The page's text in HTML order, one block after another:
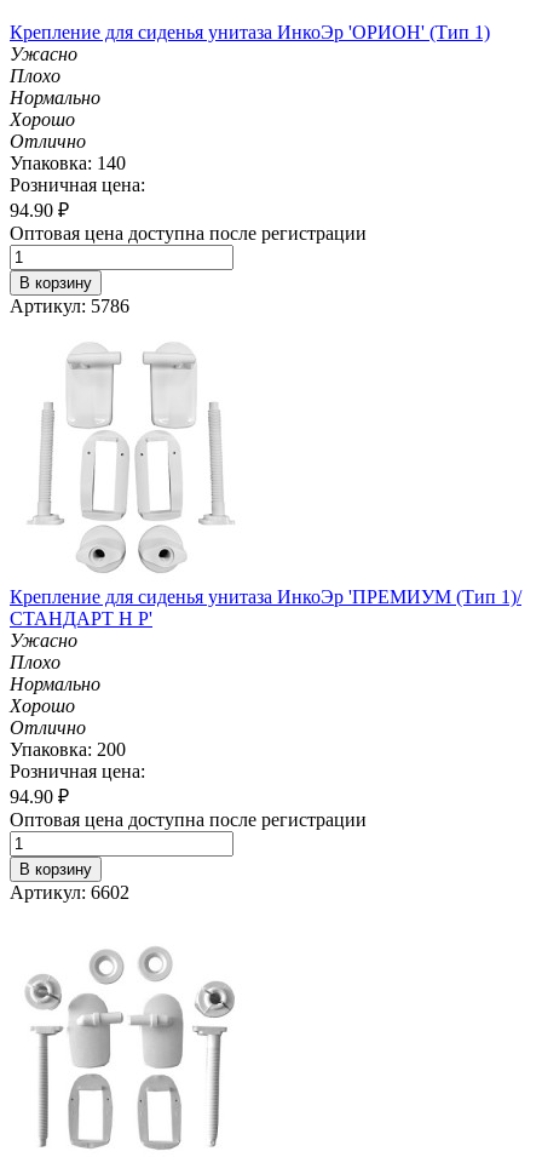
Крепление для сиденья унитаза ИнкоЭр 'ОРИОН' (Тип 1)
Ужасно
Плохо
Нормально
Хорошо
Отлично
Упаковка: 140
Розничная цена:
94.90 ₽
Оптовая цена доступна после регистрации
В корзину
Артикул: 5786
Крепление для сиденья унитаза ИнкоЭр 'ПРЕМИУМ (Тип 1)/
СТАНДАРТ Н Р'
Ужасно
Плохо
Нормально
Хорошо
Отлично
Упаковка: 200
Розничная цена:
94.90 ₽
Оптовая цена доступна после регистрации
В корзину
Артикул: 6602